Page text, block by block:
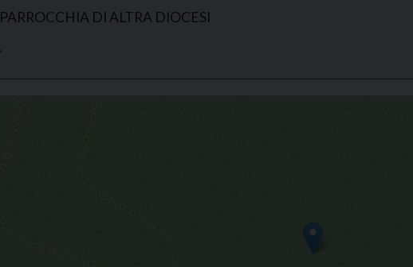
PARROCCHIA DI ALTRA DIOCESI